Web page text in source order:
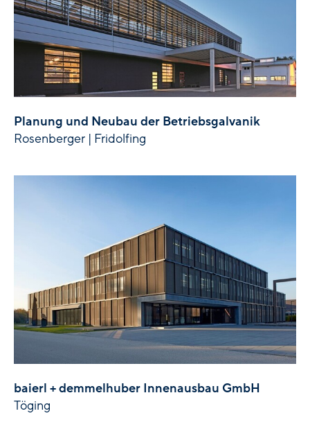
Planung und Neubau der Betriebsgalvanik
Rosenberger | Fridolfing
baierl + demmelhuber Innenausbau GmbH
Töging